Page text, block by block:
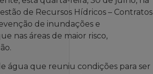
de Recursos Hídricos – Contratos
de inundações e
nas áreas de maior risco,
água que reuniu condições para ser